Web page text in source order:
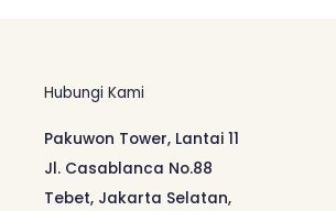
Hubungi Kami
Pakuwon Tower, Lantai 11
Jl. Casablanca No.88
Tebet, Jakarta Selatan,